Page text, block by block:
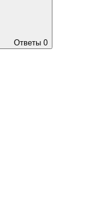
Ответы 0